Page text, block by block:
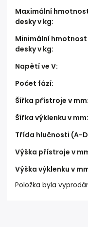
Maximální
desky v kg:
Minimální
desky v kg:
Napětí ve V:
Počet fází:
Šířka přístroje v mm:
Šířka výklenku v mm:
Třída hlučnosti (A-
Výška přístroje v
Výška výklenku v
Položka byla